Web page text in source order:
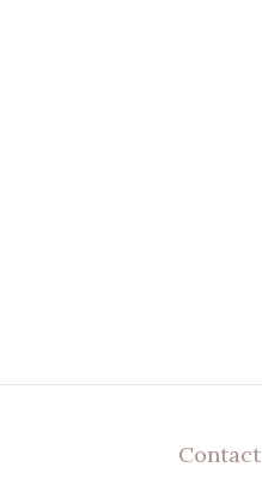
Contact